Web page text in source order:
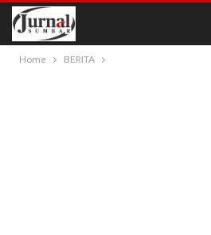
Home BERITA